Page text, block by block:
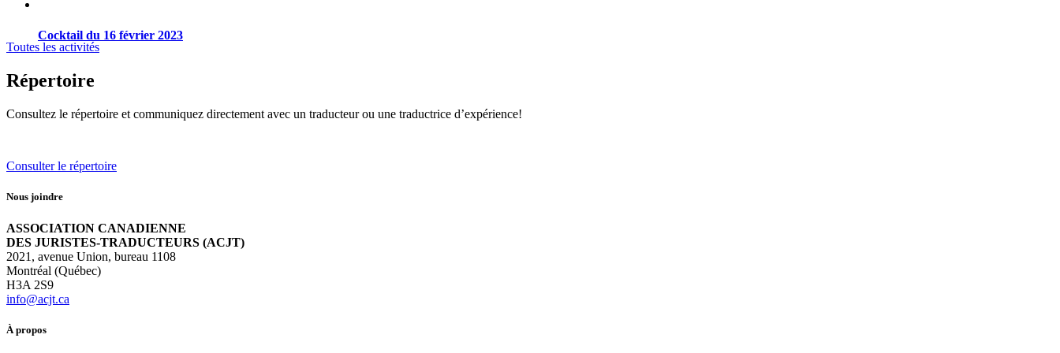
Cocktail du 16 février 2023
Toutes les activités
Répertoire
Consultez le répertoire et communiquez directement avec un traducteur ou une traductrice d’expérience!
Consulter le répertoire
Nous joindre
ASSOCIATION CANADIENNE
DES JURISTES-TRADUCTEURS (ACJT)
2021, avenue Union, bureau 1108
Montréal (Québec)
H3A 2S9
info@acjt.ca
À propos